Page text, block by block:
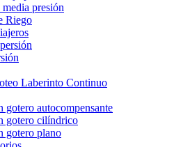
media presión
Riego
Laberinto Continuo
gotero autocompensante
gotero cilíndrico
gotero plano